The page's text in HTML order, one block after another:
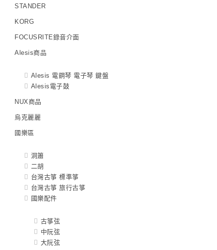
STANDER
KORG
FOCUSRITE錄音介面
Alesis商品
Alesis 電鋼琴 電子琴 鍵盤
Alesis電子鼓
NUX商品
烏克麗麗
國樂區
洞簫
二胡
台灣古箏 標準箏
台灣古箏 旅行古箏
國樂配件
古箏弦
中阮弦
大阮弦